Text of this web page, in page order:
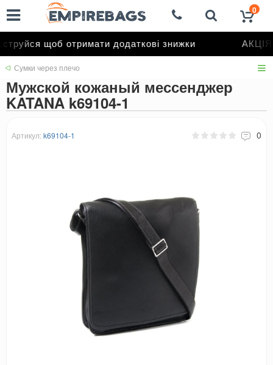
щоб отримати додаткові знижки АКЦІЯ
0
Сумки через плечо
Мужской кожаный мессенджер
KATANA k69104-1
Артикул: k69104-1 0